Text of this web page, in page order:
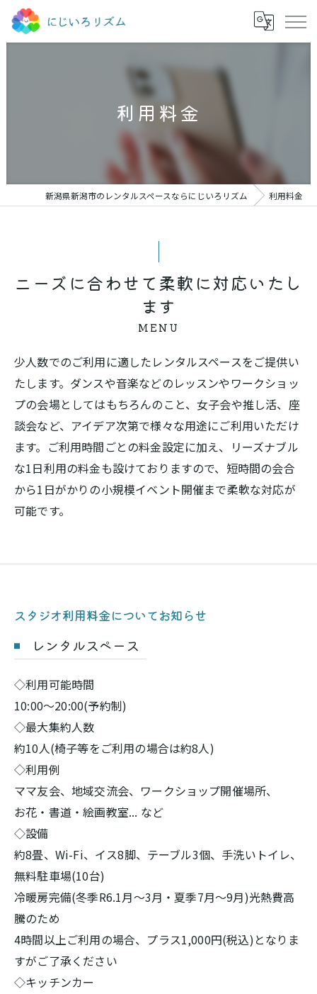
利用料金
新潟県新潟市のレンタルスペースならにじいろリズム 利用料金
ニーズに合わせて柔軟に対応いたし
ます
MENU
少人数でのご利用に適したレンタルスペースをご提供い
たします。ダンスや音楽などのレッスンやワークショッ
プの会場としてはもちろんのこと、女子会や推し活、座
談会など、アイデア次第で様々な用途にご利用いただけ
ます。ご利用時間ごとの料金設定に加え、リーズナブル
な1日利用の料金も設けておりますので、短時間の会合
から1日がかりの小規模イベント開催まで柔軟な対応が
可能です。
スタジオ利用料金についてお知らせ
レンタルスペース
◇利用可能時間
10:00〜20:00(予約制)
◇最大集約人数
約10人(椅子等をご利用の場合は約8人)
◇利用例
ママ友会、地域交流会、ワークショップ開催場所、
お花・書道・絵画教室... など
◇設備
約8畳、Wi-Fi、イス8脚、テーブル3個、手洗いトイレ、
無料駐車場(10台)
冷暖房完備(冬季R6.1月〜3月・夏季7月〜9月)光熱費高
騰のため
4時間以上ご利用の場合、プラス1,000円(税込)となりま
すがご了承ください
◇キッチンカー